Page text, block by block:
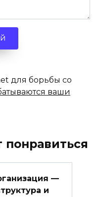
для борьбы со
ваши
—
и